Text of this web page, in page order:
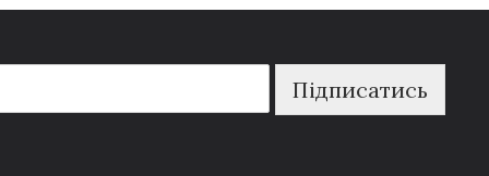
Підписатись